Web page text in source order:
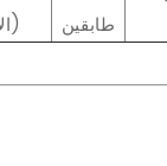
الاصطناعي)
طابقين